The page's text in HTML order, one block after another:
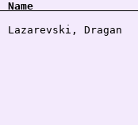
Name
Lazarevski, Dragan